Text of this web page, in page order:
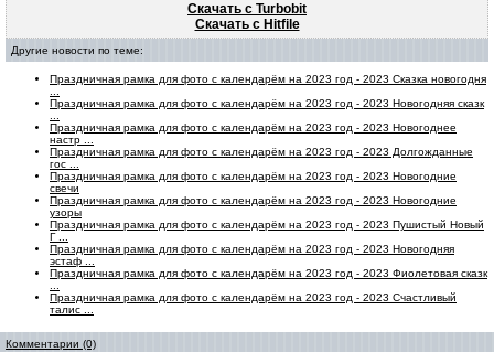
Скачать с Turbobit
Скачать с Hitfile
Другие новости по теме:
Праздничная рамка для фото с календарём на 2023 год - 2023 Сказка новогодня
Праздничная рамка для фото с календарём на 2023 год - 2023 Новогодняя сказк
Праздничная рамка для фото с календарём на 2023 год - 2023 Новогоднее
настр ...
Праздничная рамка для фото с календарём на 2023 год - 2023 Долгожданные
гос ...
Праздничная рамка для фото с календарём на 2023 год - 2023 Новогодние
свечи
Праздничная рамка для фото с календарём на 2023 год - 2023 Новогодние
узоры
Праздничная рамка для фото с календарём на 2023 год - 2023 Пушистый Новый
Г ...
Праздничная рамка для фото с календарём на 2023 год - 2023 Новогодняя
эстаф ...
Праздничная рамка для фото с календарём на 2023 год - 2023 Фиолетовая сказк
Праздничная рамка для фото с календарём на 2023 год - 2023 Счастливый
талис ...
Комментарии (0)